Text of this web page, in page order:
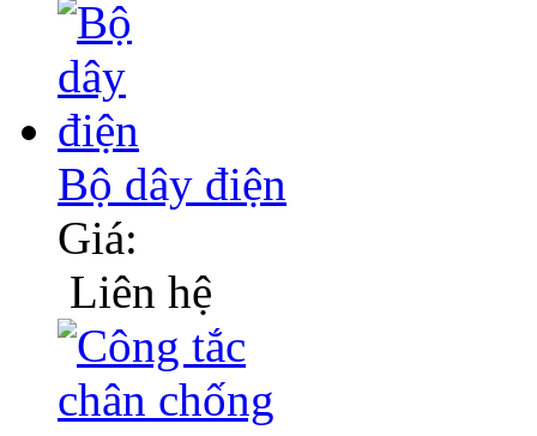
Bộ dây điện
Giá:
Liên hệ